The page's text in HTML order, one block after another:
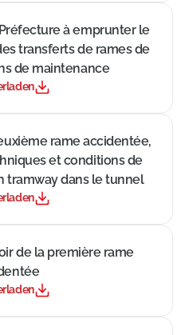
à emprunter le
transferts de rames de
de maintenance
((Neues Fenster))
rame accidentée,
et conditions de
tramway dans le tunnel
((Neues Fenster))
de la première rame
((Neues Fenster))